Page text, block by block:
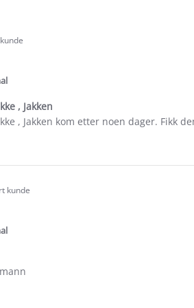
, Jakken
, Jakken kom etter noen dager. Fikk
kunde